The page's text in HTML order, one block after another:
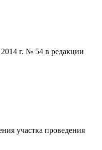
г. № 54 в редакции
участка проведения